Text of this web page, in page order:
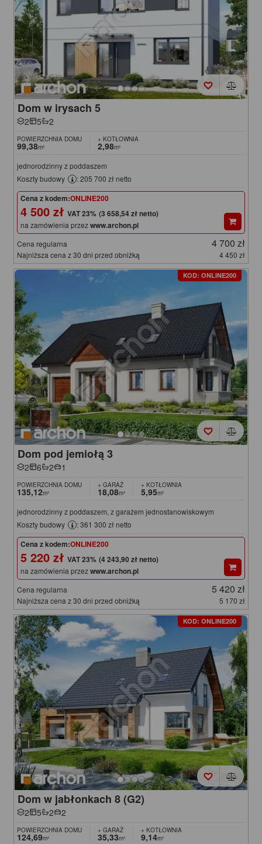
Dom w irysach 5
2 5 2
POWIERZCHNIA DOMU
99,38m²
+ KOTŁOWNIA
2,98m²
jednorodzinny z poddaszem
Koszty budowy
: 205 700 zł netto
Cena z kodem:ONLINE200
4 500 zł (3 658,54 zł netto)
na zamówienia przezwww.archon.pl
Cena regularna 4 700 zł
Najniższa cena z 30 dni przed obniżką 4 450 zł
KOD: ONLINE200
Dom pod jemiołą 3
2 6 2 1
POWIERZCHNIA DOMU
135,12m²
+ GARAŻ
18,08m²
+ KOTŁOWNIA
5,95m²
jednorodzinny z poddaszem, z garażem jednostanowiskowym
Koszty budowy
: 361 300 zł netto
Cena z kodem:ONLINE200
5 220 zł (4 243,90 zł netto)
na zamówienia przezwww.archon.pl
Cena regularna 5 420 zł
Najniższa cena z 30 dni przed obniżką 5 170 zł
KOD: ONLINE200
Dom w jabłonkach 8 (G2)
2 5 2 2
POWIERZCHNIA DOMU
124,69m²
+ GARAŻ
35,33m²
+ KOTŁOWNIA
9,14m²